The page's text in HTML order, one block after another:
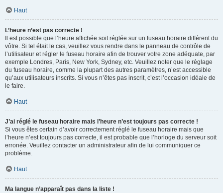
Haut
L’heure n’est pas correcte !
Il est possible que l’heure affichée soit réglée sur un fuseau horaire différent du
vôtre. Si tel était le cas, veuillez vous rendre dans le panneau de contrôle de
l’utilisateur et régler le fuseau horaire afin de trouver votre zone adéquate, par
exemple Londres, Paris, New York, Sydney, etc. Veuillez noter que le réglage
du fuseau horaire, comme la plupart des autres paramètres, n’est accessible
qu’aux utilisateurs inscrits. Si vous n’êtes pas inscrit, c’est l’occasion idéale de
le faire.
Haut
J’ai réglé le fuseau horaire mais l’heure n’est toujours pas correcte !
Si vous êtes certain d’avoir correctement réglé le fuseau horaire mais que
l’heure n’est toujours pas correcte, il est probable que l’horloge du serveur soit
erronée. Veuillez contacter un administrateur afin de lui communiquer ce
problème.
Haut
Ma langue n’apparaît pas dans la liste !